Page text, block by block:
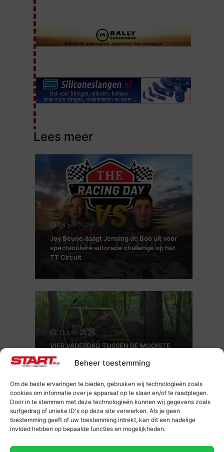
Beheer toestemming
Om de beste ervaringen te bieden, gebruiken wij technologieën zoals
cookies om informatie over je apparaat op te slaan en/of te raadplegen.
Door in te stemmen met deze technologieën kunnen wij gegevens zoals
surfgedrag of unieke ID's op deze site verwerken. Als je geen
toestemming geeft of uw toestemming intrekt, kan dit een nadelige
invloed hebben op bepaalde functies en mogelijkheden.
Lees meer
15 juli 2026
Joy Beune daagt Jenning de Boo uit voor
spectaculaire autorace challenge op het
TT Circuit
11 juni 2026
VIER VADERDAG TUSSEN DE MOOISTE
KLASSIEKERS VAN NEDERLAND:
Aircooled Wanroij op 19, 20 en 21 juni